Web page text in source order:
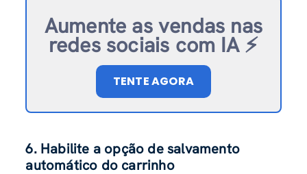
Aumente as vendas nas
redes sociais com IA ⚡️
TENTE AGORA
6. Habilite a opção de salvamento
automático do carrinho